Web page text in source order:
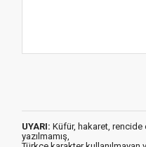
UYARI: Küfür, hakaret, rencide
yazılmamış,